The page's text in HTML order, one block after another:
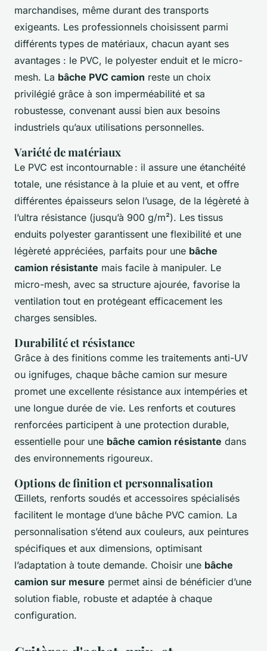
marchandises, même durant des transports
exigeants. Les professionnels choisissent parmi
différents types de matériaux, chacun ayant ses
avantages : le PVC, le polyester enduit et le micro-
mesh. La bâche PVC camion reste un choix
privilégié grâce à son imperméabilité et sa
robustesse, convenant aussi bien aux besoins
industriels qu’aux utilisations personnelles.
Variété de matériaux
Le PVC est incontournable : il assure une étanchéité
totale, une résistance à la pluie et au vent, et offre
différentes épaisseurs selon l’usage, de la légèreté à
l’ultra résistance (jusqu’à 900 g/m²). Les tissus
enduits polyester garantissent une flexibilité et une
légèreté appréciées, parfaits pour une bâche
camion résistante mais facile à manipuler. Le
micro-mesh, avec sa structure ajourée, favorise la
ventilation tout en protégeant efficacement les
charges sensibles.
Durabilité et résistance
Grâce à des finitions comme les traitements anti-UV
ou ignifuges, chaque bâche camion sur mesure
promet une excellente résistance aux intempéries et
une longue durée de vie. Les renforts et coutures
renforcées participent à une protection durable,
essentielle pour une bâche camion résistante dans
des environnements rigoureux.
Options de finition et personnalisation
Œillets, renforts soudés et accessoires spécialisés
facilitent le montage d’une bâche PVC camion. La
personnalisation s’étend aux couleurs, aux peintures
spécifiques et aux dimensions, optimisant
l’adaptation à toute demande. Choisir une bâche
camion sur mesure permet ainsi de bénéficier d’une
solution fiable, robuste et adaptée à chaque
configuration.